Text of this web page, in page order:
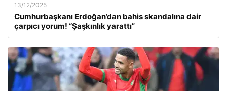
13/12/2025
Cumhurbaşkanı Erdoğan’dan bahis skandalına dair
çarpıcı yorum! “Şaşkınlık yarattı”